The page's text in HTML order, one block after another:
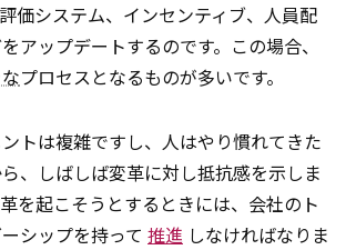
価システム、インセンティブ、人員配
アップデートするのです。この場合、
プロセスとなるものが多いです。
トは複雑ですし、人はやり慣れてきた
、しばしば変革に対し抵抗感を示しま
を起こそうとするときには、会社のト
シップを持って 推進 しなければなりま